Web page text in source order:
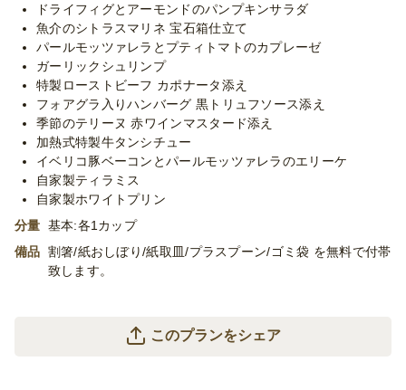
※特製牛タンシチューは、シーフード豆乳ホワイトシチューまた
はミネストローネへ変更可能です（全数・一部いずれも可）。
【オプション】より変更分のみご入力ください。変更されない場
合は特製牛タンシチューでのお届けとなります。
※使い捨て容器でお届けするデリバリープランです。設置・配
膳・撤収等のサービスはついておりません。
※「10卓に配置」などお客様ご指定の数の卓に配置する場合、
追加容器代金をいただいたり、容器が変更になる場合がございま
す。予めご了承くださいませ。
※季節毎の仕入れによりメニューが変わる場合がございます。予
めご了承ください。
※プランに記載のあるメニュー以外もご対応が可能です。お気軽
に御相談ください。
ドライフィグとアーモンドのパンプキンサラダ
魚介のシトラスマリネ 宝石箱仕立て
パールモッツァレラとプティトマトのカプレーゼ
ガーリックシュリンプ
特製ローストビーフ カポナータ添え
フォアグラ入りハンバーグ 黒トリュフソース添え
季節のテリーヌ 赤ワインマスタード添え
加熱式特製牛タンシチュー
イベリコ豚ベーコンとパールモッツァレラのエリーケ
自家製ティラミス
自家製ホワイトプリン
分量 基本:各1カップ
備品 割箸/紙おしぼり/紙取皿/プラスプーン/ゴミ袋 を無料で付帯
致します。
このプランをシェア